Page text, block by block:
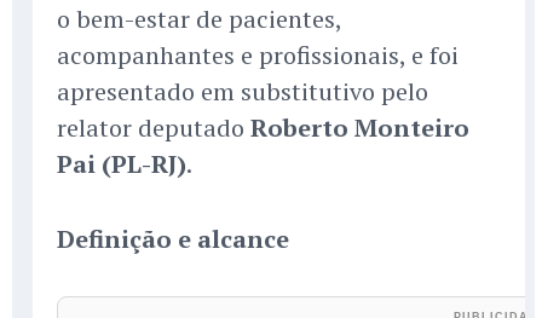
o bem-estar de pacientes,
acompanhantes e profissionais, e foi
apresentado em substitutivo pelo
relator deputado Roberto Monteiro
Pai (PL-RJ).
Definição e alcance